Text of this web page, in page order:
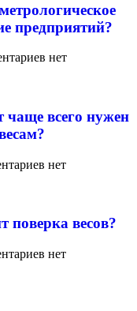
предприятий?
нет
чаще всего нужен
нет
поверка весов?
нет